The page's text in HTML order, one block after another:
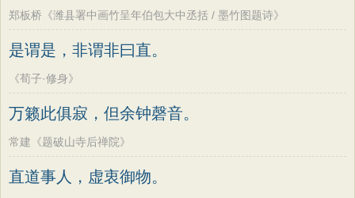
郑板桥《潍县署中画竹呈年伯包大中丞括 / 墨竹图题诗》
是谓是，非谓非曰直。
《荀子·修身》
万籁此俱寂，但余钟磬音。
常建《题破山寺后禅院》
直道事人，虚衷御物。